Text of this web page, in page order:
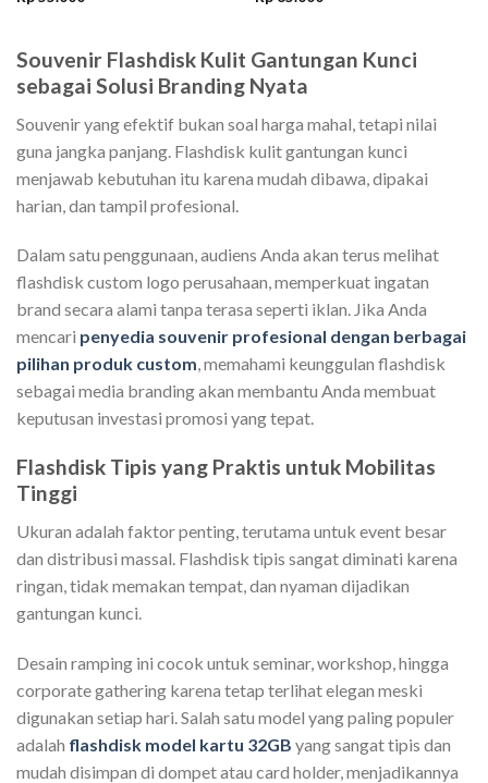
Souvenir Flashdisk Kulit Gantungan Kunci
sebagai Solusi Branding Nyata
Souvenir yang efektif bukan soal harga mahal, tetapi nilai
guna jangka panjang. Flashdisk kulit gantungan kunci
menjawab kebutuhan itu karena mudah dibawa, dipakai
harian, dan tampil profesional.
Dalam satu penggunaan, audiens Anda akan terus melihat
flashdisk custom logo perusahaan, memperkuat ingatan
brand secara alami tanpa terasa seperti iklan. Jika Anda
mencari penyedia souvenir profesional dengan berbagai
pilihan produk custom, memahami keunggulan flashdisk
sebagai media branding akan membantu Anda membuat
keputusan investasi promosi yang tepat.
Flashdisk Tipis yang Praktis untuk Mobilitas
Tinggi
Ukuran adalah faktor penting, terutama untuk event besar
dan distribusi massal. Flashdisk tipis sangat diminati karena
ringan, tidak memakan tempat, dan nyaman dijadikan
gantungan kunci.
Desain ramping ini cocok untuk seminar, workshop, hingga
corporate gathering karena tetap terlihat elegan meski
digunakan setiap hari. Salah satu model yang paling populer
adalah flashdisk model kartu 32GB yang sangat tipis dan
mudah disimpan di dompet atau card holder, menjadikannya